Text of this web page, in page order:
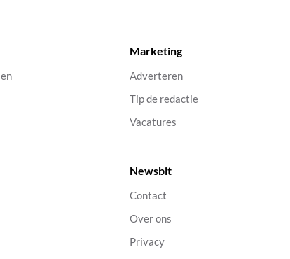
Marketing
Adverteren
Tip de redactie
Vacatures
Newsbit
Contact
Over ons
Privacy